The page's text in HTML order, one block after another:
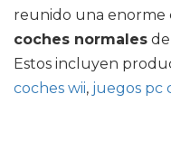
reunido una enorme
coches normales
Estos incluyen
coches wii, juegos pc